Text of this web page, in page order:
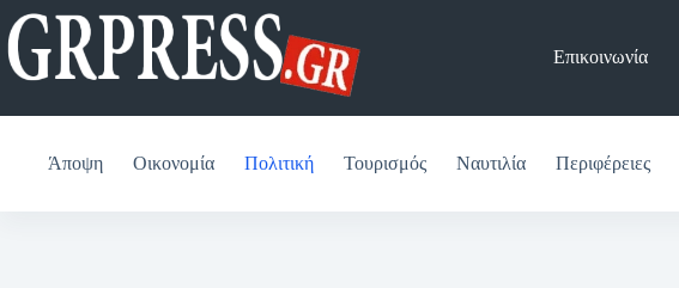
Μετάβαση
στο
περιεχόμενο
Επικοινωνία
Άποψη Οικονομία Πολιτική Τουρισμός Ναυτιλία Περιφέρειες